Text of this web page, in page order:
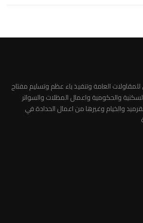
العامة وتنفيذ باء عظم وتسليم مفتاح
والحكومية واعمال المظلات والسواتر
والخيام وغيرها من اعمال الحدادة في